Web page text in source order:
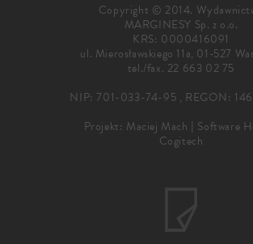
Copyright © 2014.
MARGINESY Sp. z o.o.
KRS: 0000416091
ul. Mierosławskiego 11a, 01-527
tel./fax. 22 663 02 75
NIP: 701-033-74-95 , REGON:
Projekt: Maciej Mach | Software
Cogitech